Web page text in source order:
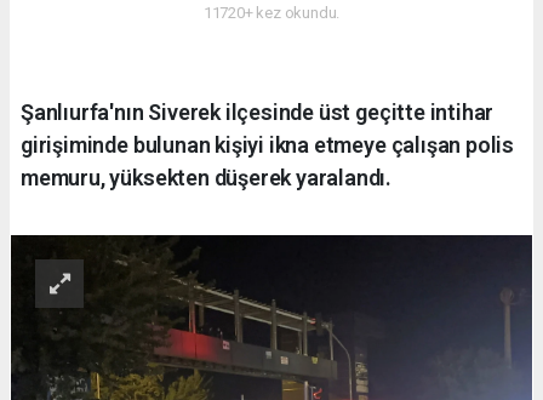
11720+ kez okundu.
Şanlıurfa'nın Siverek ilçesinde üst geçitte intihar
girişiminde bulunan kişiyi ikna etmeye çalışan polis
memuru, yüksekten düşerek yaralandı.